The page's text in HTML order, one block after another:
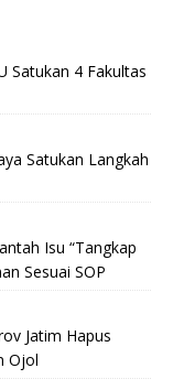
Satukan 4 Fakultas
Satukan Langkah
Isu “Tangkap
Sesuai SOP
Jatim Hapus
Ojol